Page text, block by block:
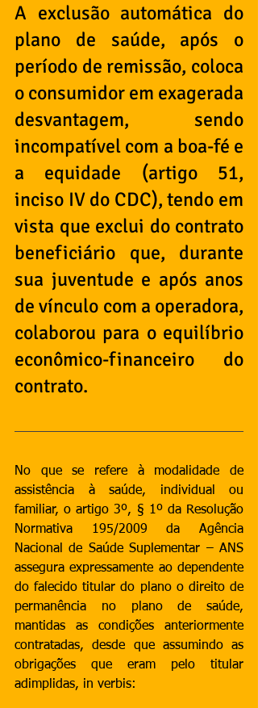
A exclusão automática do
plano de saúde, após o
período de remissão, coloca
o consumidor em exagerada
desvantagem, sendo
incompatível com a boa-fé e
a equidade (artigo 51,
inciso IV do CDC), tendo em
vista que exclui do contrato
beneficiário que, durante
sua juventude e após anos
de vínculo com a operadora,
colaborou para o equilíbrio
econômico-financeiro do
contrato.
No que se refere à modalidade de
assistência à saúde, individual ou
familiar, o artigo 3º, § 1º da Resolução
Normativa 195/2009 da Agência
Nacional de Saúde Suplementar – ANS
assegura expressamente ao dependente
do falecido titular do plano o direito de
permanência no plano de saúde,
mantidas as condições anteriormente
contratadas, desde que assumindo as
obrigações que eram pelo titular
adimplidas, in verbis: